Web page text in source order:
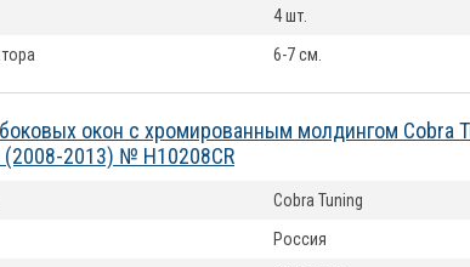
4 шт.
6-7 см.
окон с хромированным молдингом Cobra
2013) № H10208CR
Cobra Tuning
Россия